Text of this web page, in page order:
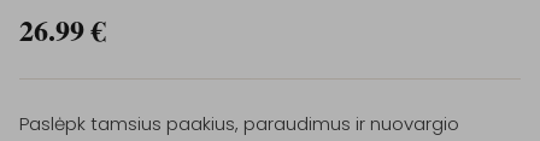
26.99€
Paslėpk tamsius paakius, paraudimus ir nuovargio